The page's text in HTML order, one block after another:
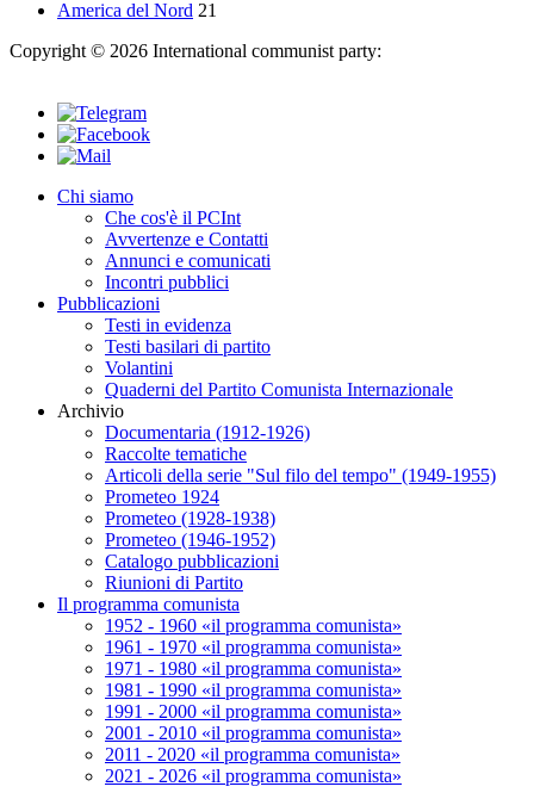
America del Nord 21
Copyright © 2026 International communist party:
Chi siamo
Che cos'è il PCInt
Avvertenze e Contatti
Annunci e comunicati
Incontri pubblici
Pubblicazioni
Testi in evidenza
Testi basilari di partito
Volantini
Quaderni del Partito Comunista Internazionale
Archivio
Documentaria (1912-1926)
Raccolte tematiche
Articoli della serie "Sul filo del tempo" (1949-1955)
Prometeo 1924
Prometeo (1928-1938)
Prometeo (1946-1952)
Catalogo pubblicazioni
Riunioni di Partito
Il programma comunista
1952 - 1960 «il programma comunista»
1961 - 1970 «il programma comunista»
1971 - 1980 «il programma comunista»
1981 - 1990 «il programma comunista»
1991 - 2000 «il programma comunista»
2001 - 2010 «il programma comunista»
2011 - 2020 «il programma comunista»
2021 - 2026 «il programma comunista»